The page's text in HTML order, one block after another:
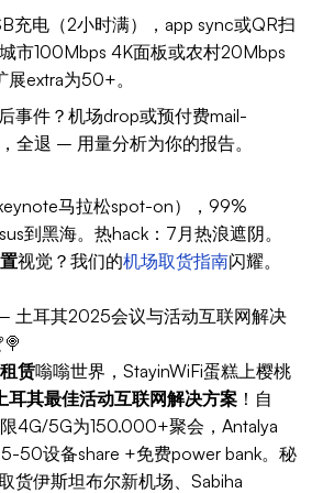
充电（2小时满），app sync或QR扫
市100Mbps 4K面板或农村20Mbps
展extra为50+。
后事件？机场drop或预付费mail-
全退 – 用量分析为你的报告。
马拉松spot-on），99%
到黑海。热hack：7月热浪遮阴。
视觉？我们的机场取货指南闪耀。
土耳其2025会议与活动互联网解决
赁嗡嗡世界，StayinWiFi蛋糕上樱桃
耳其最佳活动互联网解决方案 ！自
4G/5G为150.000+聚会，Antalya
50设备share +免费power bank。秘
货伊斯坦布尔新机场、Sabiha